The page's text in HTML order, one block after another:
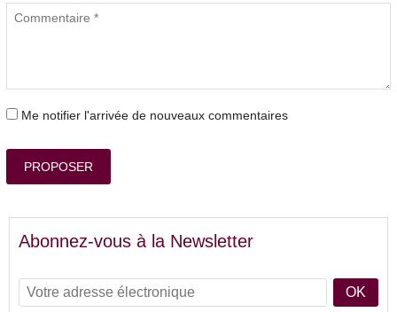
Me notifier l'arrivée de nouveaux commentaires
PROPOSER
Abonnez-vous à la Newsletter
OK